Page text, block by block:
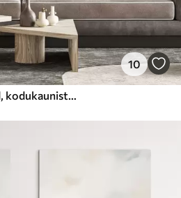
10
Pealistic esteetilised kivid, kodukaunistus, looduslik valgustus